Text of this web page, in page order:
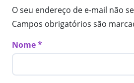
O seu endereço de e-mail não
Campos obrigatórios são
Nome